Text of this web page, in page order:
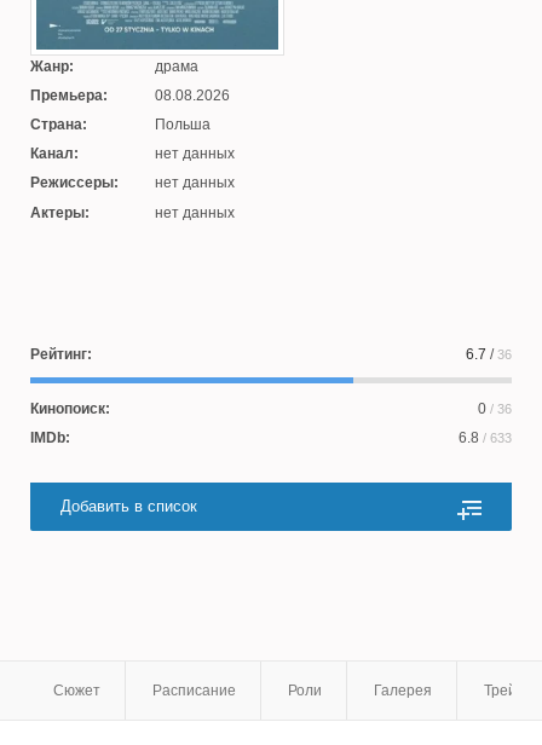
Жанр:
драма
Премьера:
08.08.2026
Страна:
Польша
Канал:
нет данных
Режиссеры:
нет данных
Актеры:
нет данных
Рейтинг: 6.7 /36
Кинопоиск: 0 / 36
IMDb: 6.8 / 633
Добавить в список
Сюжет Расписание Роли Галерея